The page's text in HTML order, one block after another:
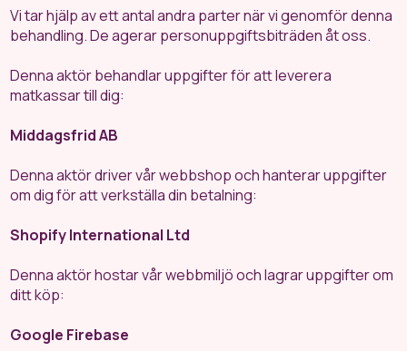
Vi tar hjälp av ett antal andra parter när vi genomför denna
behandling. De agerar personuppgiftsbiträden åt oss.
Denna aktör behandlar uppgifter för att leverera
matkassar till dig:
Middagsfrid AB
Denna aktör driver vår webbshop och hanterar uppgifter
om dig för att verkställa din betalning:
Shopify International Ltd
Denna aktör hostar vår webbmiljö och lagrar uppgifter om
ditt köp:
Google Firebase